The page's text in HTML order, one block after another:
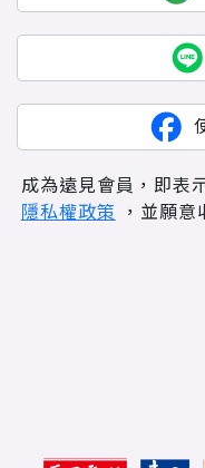
成為遠見會員，即表
隱私權政策 ，並願意